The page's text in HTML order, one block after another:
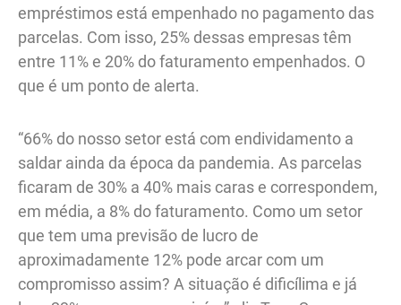
empréstimos está empenhado no pagamento das
parcelas. Com isso, 25% dessas empresas têm
entre 11% e 20% do faturamento empenhados. O
que é um ponto de alerta.
“66% do nosso setor está com endividamento a
saldar ainda da época da pandemia. As parcelas
ficaram de 30% a 40% mais caras e correspondem,
em média, a 8% do faturamento. Como um setor
que tem uma previsão de lucro de
aproximadamente 12% pode arcar com um
compromisso assim? A situação é dificílima e já